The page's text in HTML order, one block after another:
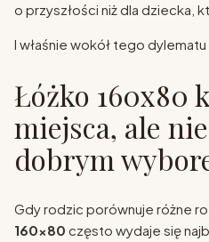
o przyszłości niż dla dziecka,
I właśnie wokół tego
Łóżko 160x80
miejsca, ale
dobrym
Gdy rodzic porównuje różne
160x80 często wydaje się